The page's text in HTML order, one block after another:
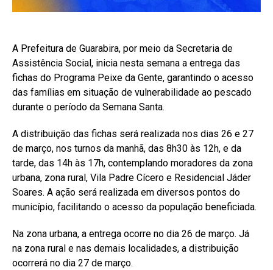
A Prefeitura de Guarabira, por meio da Secretaria de
Assistência Social, inicia nesta semana a entrega das
fichas do Programa Peixe da Gente, garantindo o acesso
das famílias em situação de vulnerabilidade ao pescado
durante o período da Semana Santa.
A distribuição das fichas será realizada nos dias 26 e 27
de março, nos turnos da manhã, das 8h30 às 12h, e da
tarde, das 14h às 17h, contemplando moradores da zona
urbana, zona rural, Vila Padre Cícero e Residencial Jáder
Soares. A ação será realizada em diversos pontos do
município, facilitando o acesso da população beneficiada.
Na zona urbana, a entrega ocorre no dia 26 de março. Já
na zona rural e nas demais localidades, a distribuição
ocorrerá no dia 27 de março.